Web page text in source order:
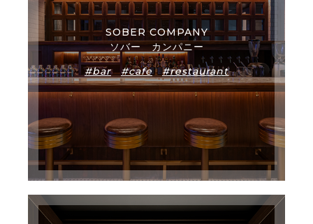
SOBER COMPANY
ソバー カンパニー
#bar
#cafe #restaurant